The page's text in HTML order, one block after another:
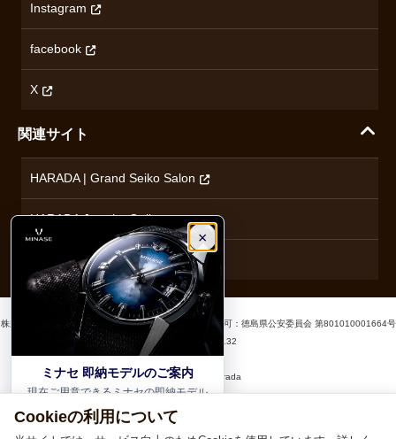
ロンジン
チューダー
ブランド一覧を見る
プライバシーポリシー
無断転載・商用利用について
コンテンツ制作ポリシーおよび生成AIの利用指針
Instagram
facebook
X
関連サイト
HARADA | Grand Seiko Salon
HARADA Jewelry Online
ハラダブライダル
株式会社ハラダ 徳島県徳島市沖浜東1丁目9 古物商許可：徳島県公安委員会 第801010001664号
TEL
0120-24-3132
© 1929‐2026 Harada